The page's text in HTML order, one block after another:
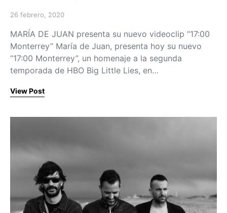
Posted on
26 febrero, 2020
MARÍA DE JUAN presenta su nuevo videoclip “17:00
Monterrey” María de Juan, presenta hoy su nuevo
“17:00 Monterrey”, un homenaje a la segunda
temporada de HBO Big Little Lies, en…
View Post